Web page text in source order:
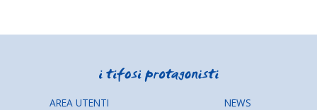
AREA UTENTI
NEWS